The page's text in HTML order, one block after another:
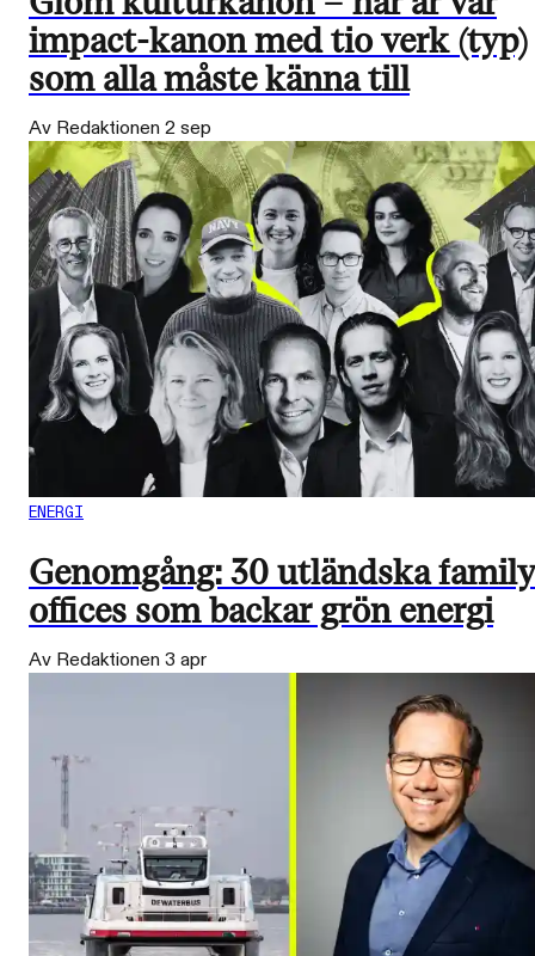
impact-kanon med tio verk (typ)
som alla måste känna till
Av Redaktionen2 sep
ENERGI
Genomgång: 30 utländska family
offices som backar grön energi
Av Redaktionen3 apr